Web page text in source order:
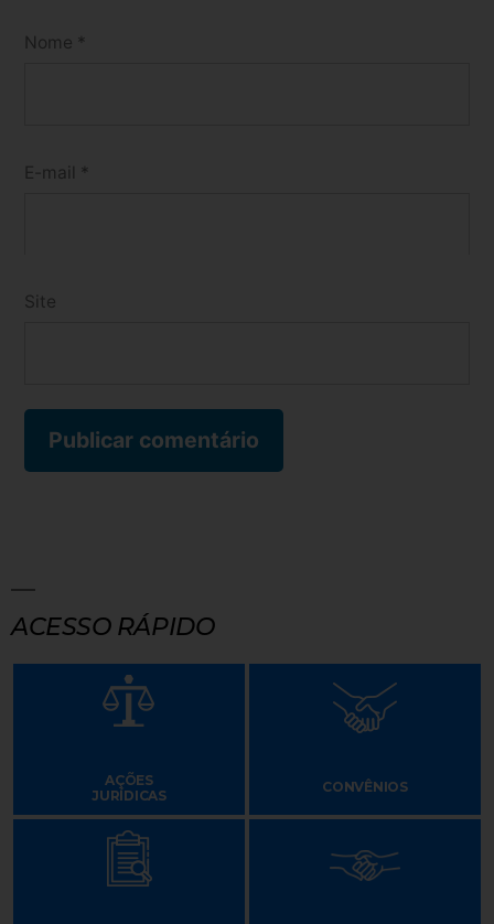
Nome *
E-mail *
Site
ACESSO RÁPIDO
AÇÕES
JURÍDICAS
CONVÊNIOS